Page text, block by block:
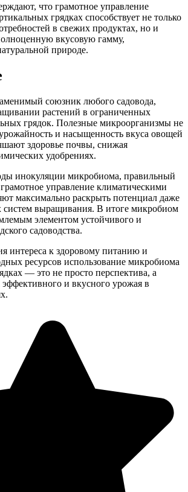
что грамотное управление
грядках способствует не только
в свежих продуктах, но и
вкусовую гамму,
природе.
союзник любого садовода,
растений в ограниченных
грядок. Полезные микроорганизмы не
и насыщенность вкуса овощей
здоровье почвы, снижая
удобрениях.
инокуляции микробиома, правильный
управление климатическими
максимально раскрыть потенциал даже
выращивания. В итоге микробиом
элементом устойчивого и
садоводства.
интереса к здоровому питанию и
ресурсов использование микробиома
— это не просто перспектива, а
эффективного и вкусного урожая в